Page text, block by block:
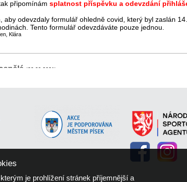
připomínám splatnost příspěvku a odevzdání
aby odevzdaly formulář ohledně covid, který byl zaslán
Tento formulář odevzdáváte pouze jednou.
Klára
(20.09.2021)
Power Dance pro dospěláky.
hodinu ve středu 22.9.2021 od 18.30 hod
je prohlížení stránek příjemnější a